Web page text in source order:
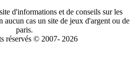
d'informations et de conseils sur les
aucun cas un site de jeux d'argent ou de
paris.
réservés © 2007- 2026